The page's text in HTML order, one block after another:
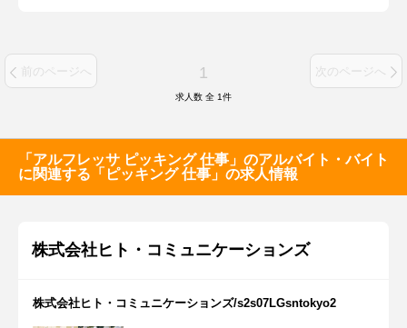
前のページへ 1 次のページへ
求人数 全 1件
「アルフレッサ ピッキング 仕事」のアルバイト・バイト
に関連する「ピッキング 仕事」の求人情報
株式会社ヒト・コミュニケーションズ
株式会社ヒト・コミュニケーションズ/s2s07LGsntokyo2